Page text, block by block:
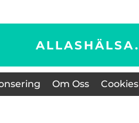
ALLASHÄLSA.
Om Oss Cookies